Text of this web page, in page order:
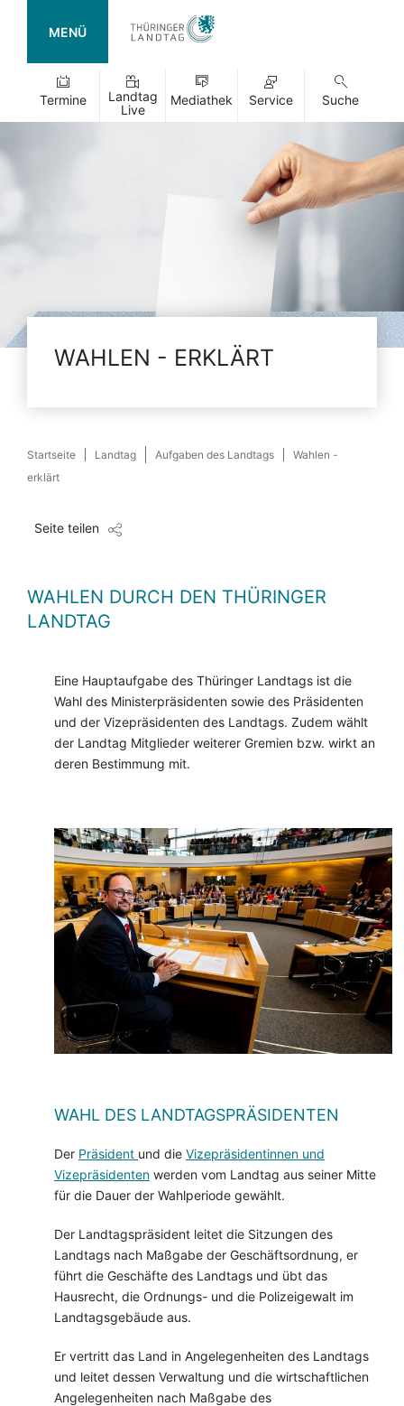
MENÜ
Termine
Landtag
Live
Mediathek Service Suche
WAHLEN - ERKLÄRT
Startseite Landtag Aufgaben des Landtags
Wahlen -
erklärt
Seite teilen
WAHLEN DURCH DEN THÜRINGER
LANDTAG
Eine Hauptaufgabe des Thüringer Landtags ist die
Wahl des Ministerpräsidenten sowie des Präsidenten
und der Vizepräsidenten des Landtags. Zudem wählt
der Landtag Mitglieder weiterer Gremien bzw. wirkt an
deren Bestimmung mit.
WAHL DES LANDTAGSPRÄSIDENTEN
Der Präsident und die Vizepräsidentinnen und
Vizepräsidenten werden vom Landtag aus seiner Mitte
für die Dauer der Wahlperiode gewählt.
Der Landtagspräsident leitet die Sitzungen des
Landtags nach Maßgabe der Geschäftsordnung, er
führt die Geschäfte des Landtags und übt das
Hausrecht, die Ordnungs- und die Polizeigewalt im
Landtagsgebäude aus.
Er vertritt das Land in Angelegenheiten des Landtags
und leitet dessen Verwaltung und die wirtschaftlichen
Angelegenheiten nach Maßgabe des